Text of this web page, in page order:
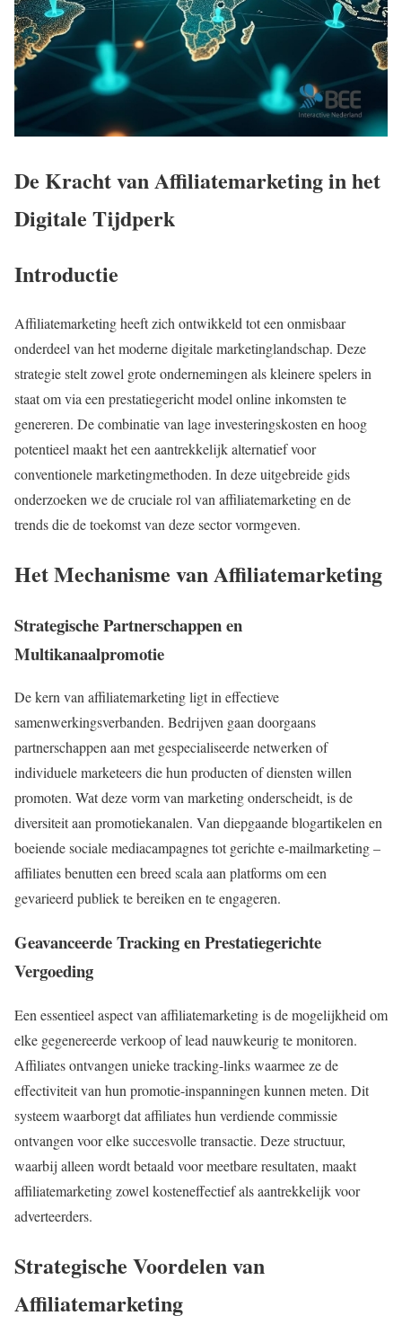
De Kracht van Affiliatemarketing in het
Digitale Tijdperk
Introductie
Affiliatemarketing heeft zich ontwikkeld tot een onmisbaar
onderdeel van het moderne digitale marketinglandschap. Deze
strategie stelt zowel grote ondernemingen als kleinere spelers in
staat om via een prestatiegericht model online inkomsten te
genereren. De combinatie van lage investeringskosten en hoog
potentieel maakt het een aantrekkelijk alternatief voor
conventionele marketingmethoden. In deze uitgebreide gids
onderzoeken we de cruciale rol van affiliatemarketing en de
trends die de toekomst van deze sector vormgeven.
Het Mechanisme van Affiliatemarketing
Strategische Partnerschappen en
Multikanaalpromotie
De kern van affiliatemarketing ligt in effectieve
samenwerkingsverbanden. Bedrijven gaan doorgaans
partnerschappen aan met gespecialiseerde netwerken of
individuele marketeers die hun producten of diensten willen
promoten. Wat deze vorm van marketing onderscheidt, is de
diversiteit aan promotiekanalen. Van diepgaande blogartikelen en
boeiende sociale mediacampagnes tot gerichte e-mailmarketing –
affiliates benutten een breed scala aan platforms om een
gevarieerd publiek te bereiken en te engageren.
Geavanceerde Tracking en Prestatiegerichte
Vergoeding
Een essentieel aspect van affiliatemarketing is de mogelijkheid om
elke gegenereerde verkoop of lead nauwkeurig te monitoren.
Affiliates ontvangen unieke tracking-links waarmee ze de
effectiviteit van hun promotie-inspanningen kunnen meten. Dit
systeem waarborgt dat affiliates hun verdiende commissie
ontvangen voor elke succesvolle transactie. Deze structuur,
waarbij alleen wordt betaald voor meetbare resultaten, maakt
affiliatemarketing zowel kosteneffectief als aantrekkelijk voor
adverteerders.
Strategische Voordelen van
Affiliatemarketing